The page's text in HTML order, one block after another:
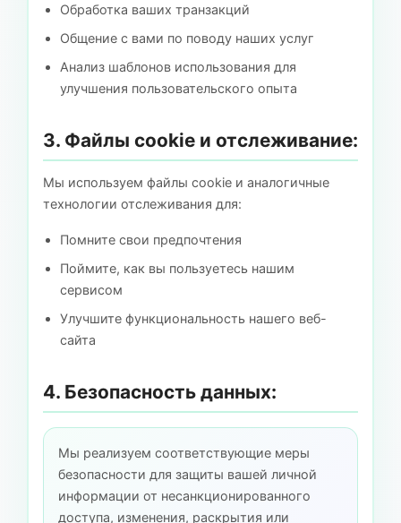
Обработка ваших транзакций
Общение с вами по поводу наших услуг
Анализ шаблонов использования для
улучшения пользовательского опыта
3. Файлы cookie и отслеживание:
Мы используем файлы cookie и аналогичные
технологии отслеживания для:
Помните свои предпочтения
Поймите, как вы пользуетесь нашим
сервисом
Улучшите функциональность нашего веб-
сайта
4. Безопасность данных:
Мы реализуем соответствующие меры
безопасности для защиты вашей личной
информации от несанкционированного
доступа, изменения, раскрытия или